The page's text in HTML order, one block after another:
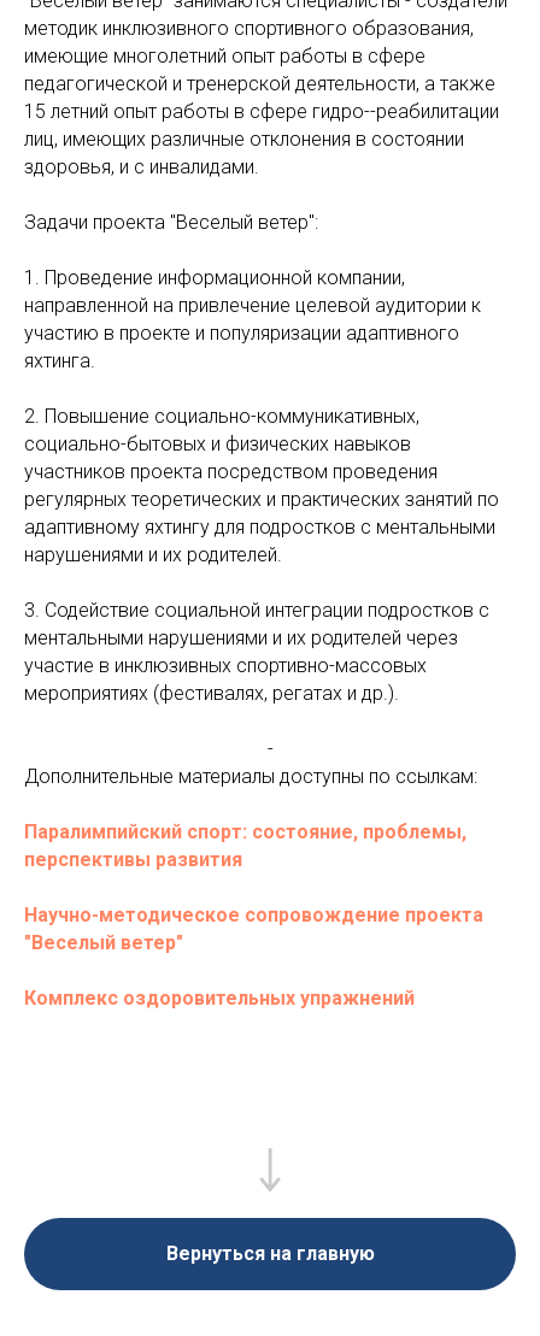
методик инклюзивного спортивного образования,
имеющие многолетний опыт работы в сфере
педагогической и тренерской деятельности, а также
15 летний опыт работы в сфере гидро--реабилитации
лиц, имеющих различные отклонения в состоянии
здоровья, и с инвалидами.
Задачи проекта "Веселый ветер":
1. Проведение информационной компании,
направленной на привлечение целевой аудитории к
участию в проекте и популяризации адаптивного
яхтинга.
2. Повышение социально-коммуникативных,
социально-бытовых и физических навыков
участников проекта посредством проведения
регулярных теоретических и практических занятий по
адаптивному яхтингу для подростков с ментальными
нарушениями и их родителей.
3. Содействие социальной интеграции подростков с
ментальными нарушениями и их родителей через
участие в инклюзивных спортивно-массовых
мероприятиях (фестивалях, регатах и др.).
-
Дополнительные материалы доступны по ссылкам:
Паралимпийский спорт: состояние, проблемы,
перспективы развития
Научно-методическое сопровождение проекта
"Веселый ветер"
Комплекс оздоровительных упражнений
Вернуться на главную